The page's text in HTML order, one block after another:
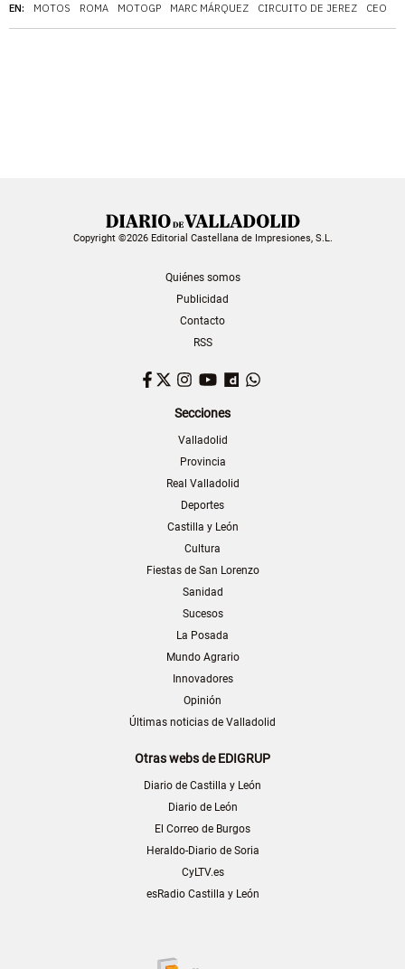
EN: MOTOS ROMA MOTOGP MARC MÁRQUEZ CIRCUITO DE JEREZ CEO
Copyright ©2026 Editorial Castellana de Impresiones, S.L.
Quiénes somos
Publicidad
Contacto
RSS
Facebook
TwitterInstagram
YouTubeDailymotion
Secciones
Valladolid
Provincia
Real Valladolid
Deportes
Castilla y León
Cultura
Fiestas de San Lorenzo
Sanidad
Sucesos
La Posada
Mundo Agrario
Innovadores
Opinión
Últimas noticias de Valladolid
Otras webs de EDIGRUP
Diario de Castilla y León
Diario de León
El Correo de Burgos
Heraldo-Diario de Soria
CyLTV.es
esRadio Castilla y León